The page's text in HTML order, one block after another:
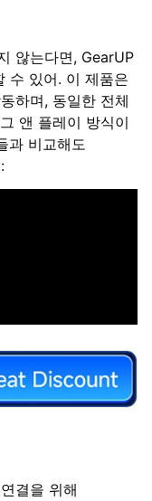
않는다면, GearUP
수 있어. 이 제품은
하며, 동일한 전체
앤 플레이 방식이
과 비교해도
결을 위해